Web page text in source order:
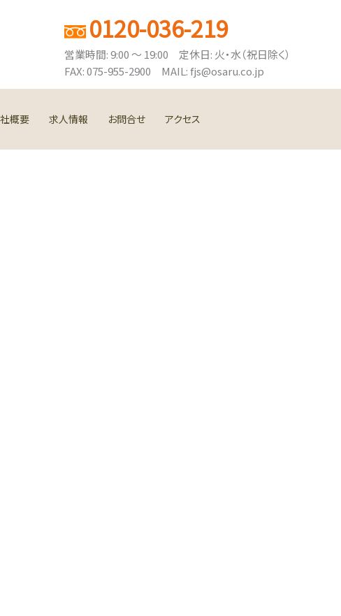
0120-036-219
営業時間: 9:00 ～ 19:00 定休日: 火・水（祝日除く）
FAX: 075-955-2900 MAIL: fjs@osaru.co.jp
概要 求人情報 お問合せ アクセス